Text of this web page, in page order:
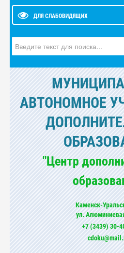
ДЛЯ СЛАБОВИДЯЩИХ
АВТОНОМНОЕ
"Центр
Каменск-
ул.
+7 (3439) 30-